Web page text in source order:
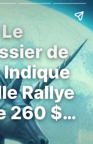
de
Indique
Rallye
260 $…